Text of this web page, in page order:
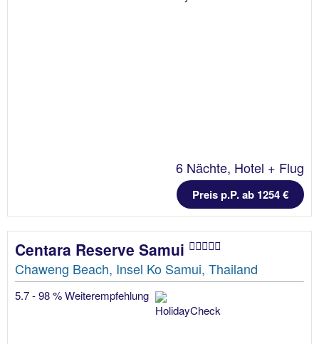
6 Nächte, Hotel + Flug
Preis p.P. ab 1254 €
Centara Reserve Samui
Chaweng Beach, Insel Ko Samui, Thailand
5.7 - 98 % Weiterempfehlung